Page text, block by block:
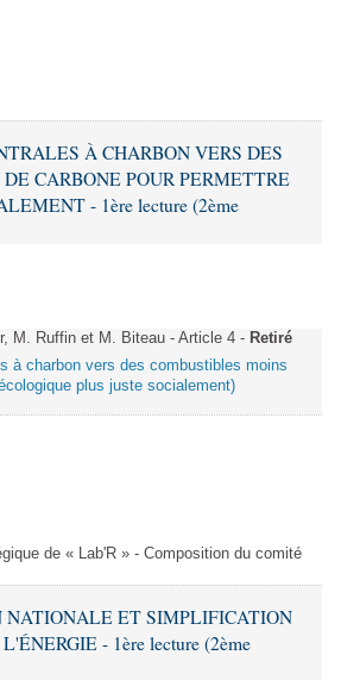
À CHARBON VERS DES
CARBONE POUR PERMETTRE
- 1ère lecture (2ème
M. Ruffin et M. Biteau - Article 4 - Retiré
à charbon vers des combustibles moins
plus juste socialement)
de « Lab'R » - Composition du comité
NATIONALE ET SIMPLIFICATION
- 1ère lecture (2ème